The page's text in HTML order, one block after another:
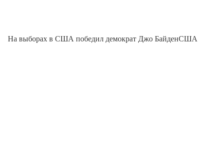
На выборах в США победил демократ Джо БайденСША